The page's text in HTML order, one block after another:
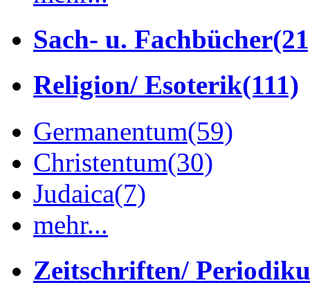
Sach- u. Fachbücher
Religion/ Esoterik(111)
Germanentum(59)
Christentum(30)
Judaica(7)
mehr...
Zeitschriften/